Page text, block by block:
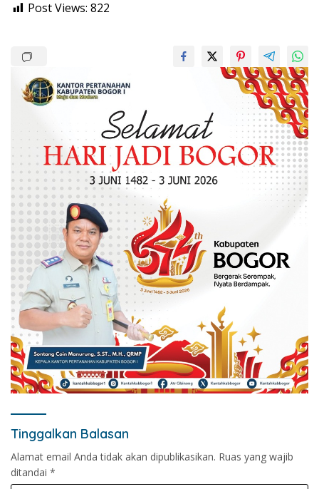
Post Views: 822
Tinggalkan Balasan
Alamat email Anda tidak akan dipublikasikan. Ruas yang wajib
ditandai *